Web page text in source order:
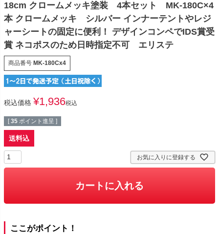
18cm クロームメッキ塗装 4本セット MK-180C×4
本 クロームメッキ シルバー インナーテントやレジ
ャーシートの固定に便利！ デザインコンペでIDS賞受
賞 ネコポスのため日時指定不可 エリステ
商品番号 MK-180Cx4
税込価格 ¥1,936税込
[ 35 ポイント進呈 ]
送料込
お気に入りに登録する
カートに入れる
ここがポイント！